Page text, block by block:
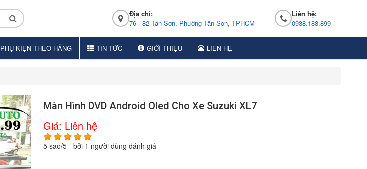
Địa chỉ:
76 - 82 Tân Sơn, Phường Tân Sơn, TPHCM
Liên hệ:
0938.188.899
PHỤ KIỆN THEO HÃNG TIN TỨC GIỚI THIỆU LIÊN HỆ
Màn Hình DVD Android Oled Cho Xe Suzuki XL7
Giá: Liên hệ
5sao/5- bởi 1 người dùng đánh giá